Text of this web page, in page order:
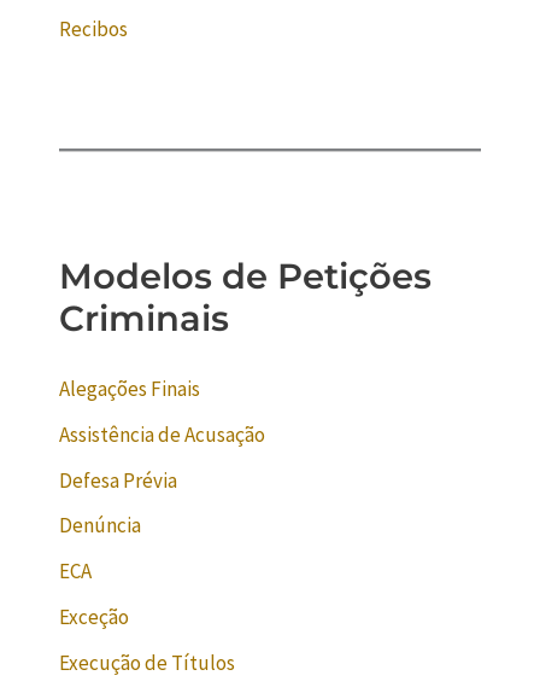
Recibos
Modelos de Petições
Criminais
Alegações Finais
Assistência de Acusação
Defesa Prévia
Denúncia
ECA
Exceção
Execução de Títulos